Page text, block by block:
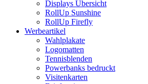
Displays Übersicht
RollUp Sunshine
RollUp Firefly
Werbeartikel
Wahlplakate
Logomatten
Tennisblenden
Powerbanks bedruckt
Visitenkarten